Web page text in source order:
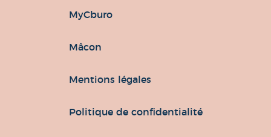
MyCburo
Mâcon
Mentions légales
Politique de confidentialité